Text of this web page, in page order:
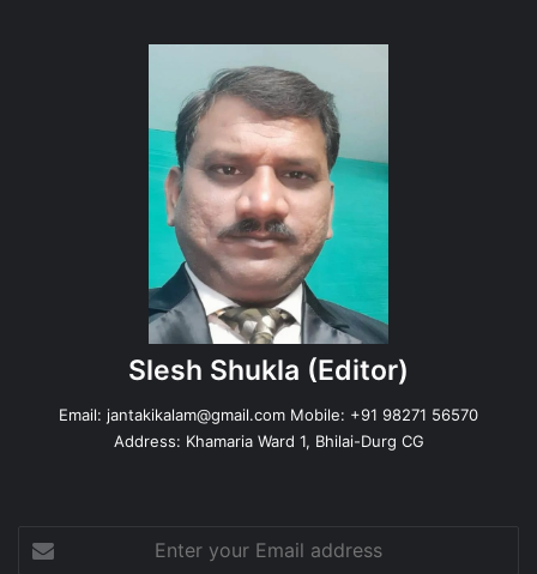
Slesh Shukla (Editor)
Email: jantakikalam@gmail.com Mobile: +91 98271 56570
Address: Khamaria Ward 1, Bhilai-Durg CG
your